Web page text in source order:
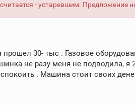
- устаревшим. Предложение
30- тыс . Газовое
не разу меня не подводила,
. Машина стоит своих